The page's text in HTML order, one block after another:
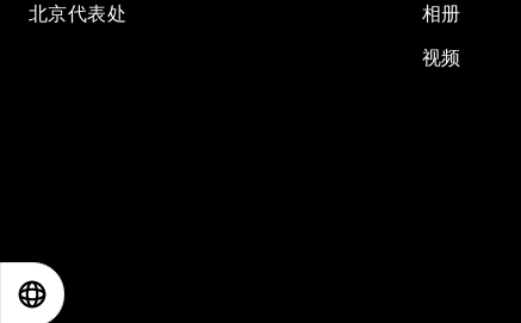
北京代表处
相册
视频